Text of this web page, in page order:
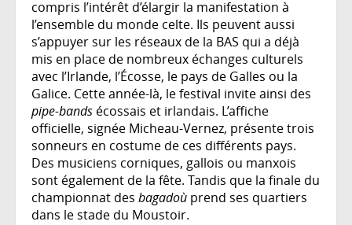
compris l’intérêt d’élargir la manifestation à
l’ensemble du monde celte. Ils peuvent aussi
s’appuyer sur les réseaux de la BAS qui a déjà
mis en place de nombreux échanges culturels
avec l’Irlande, l’Écosse, le pays de Galles ou la
Galice. Cette année-là, le festival invite ainsi des
pipe-bands écossais et irlandais. L’affiche
officielle, signée Micheau-Vernez, présente trois
sonneurs en costume de ces différents pays.
Des musiciens corniques, gallois ou manxois
sont également de la fête. Tandis que la finale du
championnat des bagadoù prend ses quartiers
dans le stade du Moustoir.